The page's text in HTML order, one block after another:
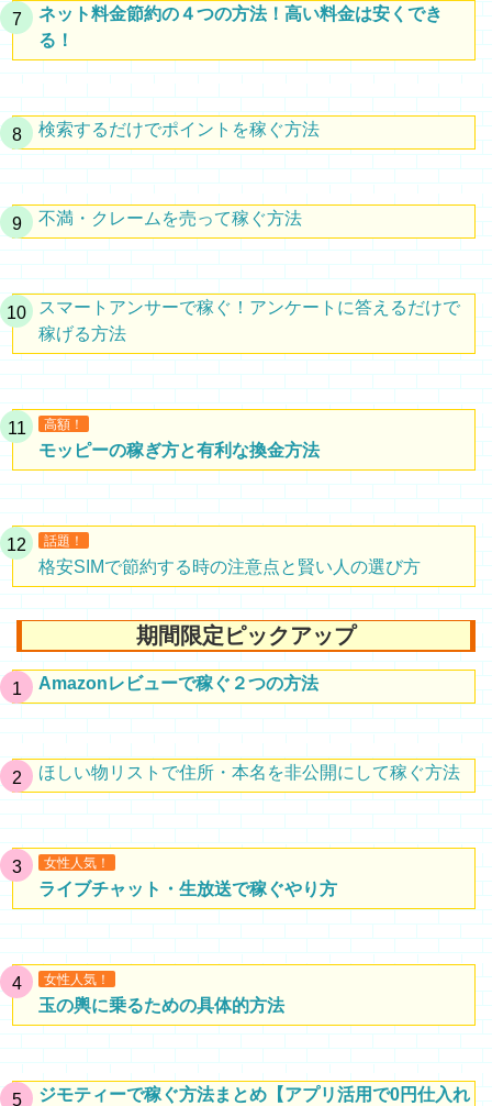
ネット料金節約の４つの方法！高い料金は安くでき
る！
検索するだけでポイントを稼ぐ方法
不満・クレームを売って稼ぐ方法
スマートアンサーで稼ぐ！アンケートに答えるだけで
稼げる方法
高額！
モッピーの稼ぎ方と有利な換金方法
話題！
格安SIMで節約する時の注意点と賢い人の選び方
期間限定ピックアップ
Amazonレビューで稼ぐ２つの方法
ほしい物リストで住所・本名を非公開にして稼ぐ方法
女性人気！
ライブチャット・生放送で稼ぐやり方
女性人気！
玉の輿に乗るための具体的方法
ジモティーで稼ぐ方法まとめ【アプリ活用で0円仕入れ